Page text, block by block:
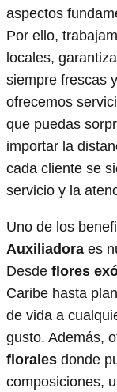
aspectos
Por ello,
locales,
siempre frescas
ofrecemos
que puedas
importar la
cada cliente se
servicio y la
Uno de los
Auxiliadora es
Desde flores
Caribe hasta
de vida a
gusto. Además,
florales donde
composiciones,